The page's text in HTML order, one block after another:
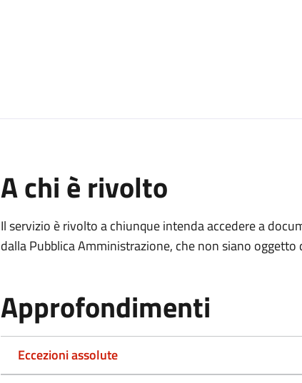
A chi è rivolto
Il servizio è rivolto a chiunque intenda accedere a
dalla Pubblica Amministrazione, che non siano
Approfondimenti
Eccezioni assolute